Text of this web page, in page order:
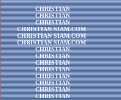
CHRISTIAN
CHRISTIAN
CHRISTIAN
CHRISTIAN SIAM.COM
CHRISTIAN SIAM.COM
CHRISTIAN SIAM.COM
CHRISTIAN
CHRISTIAN
CHRISTIAN
CHRISTIAN
CHRISTIAN
CHRISTIAN
CHRISTIAN
CHRISTIAN